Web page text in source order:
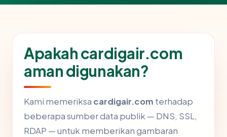
Apakah cardigair.com
aman digunakan?
Kami memeriksa cardigair.com terhadap
beberapa sumber data publik — DNS, SSL,
RDAP — untuk memberikan gambaran